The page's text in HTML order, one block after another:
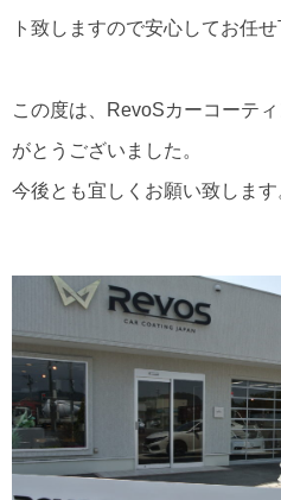
ト致しますので安心してお任せ
この度は、RevoSカーコーテ
がとうございました。
今後とも宜しくお願い致します